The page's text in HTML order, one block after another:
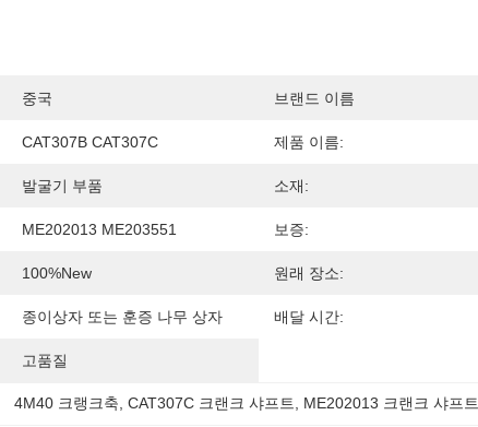
중국 브랜드 이름
CAT307B CAT307C 제품 이름:
발굴기 부품 소재:
ME202013 ME203551 보증:
100%new 원래 장소:
종이상자 또는 훈증 나무 상자 배달 시간:
고품질
4M40 크랭크축 , CAT307C 크랜크 샤프트 ME202013 크랜크 샤프트